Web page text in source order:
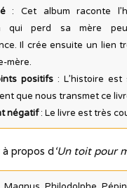
: Cet album raconte
qui perd sa mère
Il crée ensuite un lien
mère.
positifs: L’histoire est
que nous transmet ce
négatif: Le livre est très
propos d ‘Un toit pour